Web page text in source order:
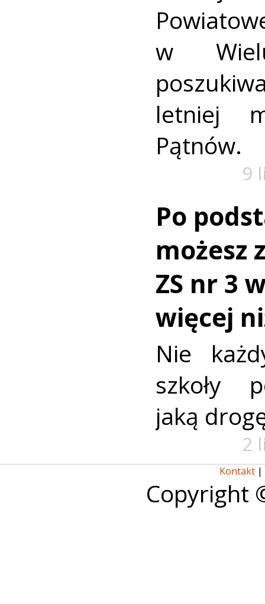
w
letniej
Pątnów.
9
Po
możesz
ZS nr 3
więcej
Nie
szkoły
jaką
2
Kontakt |
Copyright